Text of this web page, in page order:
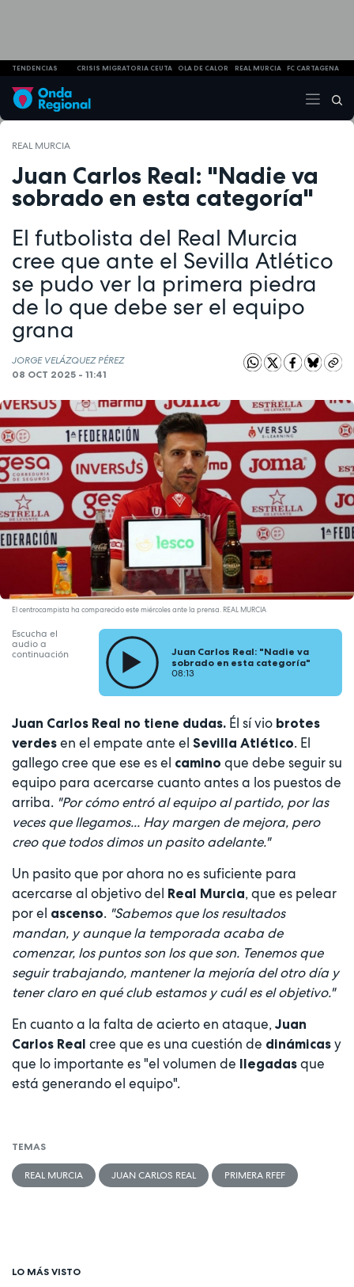
TENDENCIAS CRISIS MIGRATORIA CEUTA OLA DE CALOR REAL MURCIA FC CARTAGENA
REAL MURCIA
Juan Carlos Real: "Nadie va
sobrado en esta categoría"
El futbolista del Real Murcia
cree que ante el Sevilla Atlético
se pudo ver la primera piedra
de lo que debe ser el equipo
grana
JORGE VELÁZQUEZ PÉREZ
08 OCT 2025 - 11:41
El centrocampista ha comparecido este miércoles ante la prensa. REAL MURCIA
Escucha el
audio a
continuación
Juan Carlos Real: "Nadie va
sobrado en esta categoría"
08:13
Juan Carlos Real no tiene dudas. Él sí vio brotes
verdes en el empate ante el Sevilla Atlético. El
gallego cree que ese es el camino que debe seguir su
equipo para acercarse cuanto antes a los puestos de
arriba. "Por cómo entró al equipo al partido, por las
veces que llegamos... Hay margen de mejora, pero
creo que todos dimos un pasito adelante."
Un pasito que por ahora no es suficiente para
acercarse al objetivo del Real Murcia, que es pelear
por el ascenso. "Sabemos que los resultados
mandan, y aunque la temporada acaba de
comenzar, los puntos son los que son. Tenemos que
seguir trabajando, mantener la mejoría del otro día y
tener claro en qué club estamos y cuál es el objetivo."
En cuanto a la falta de acierto en ataque, Juan
Carlos Real cree que es una cuestión de dinámicas y
que lo importante es "el volumen de llegadas que
está generando el equipo".
TEMAS
REAL MURCIA JUAN CARLOS REAL PRIMERA RFEF
LO MÁS VISTO